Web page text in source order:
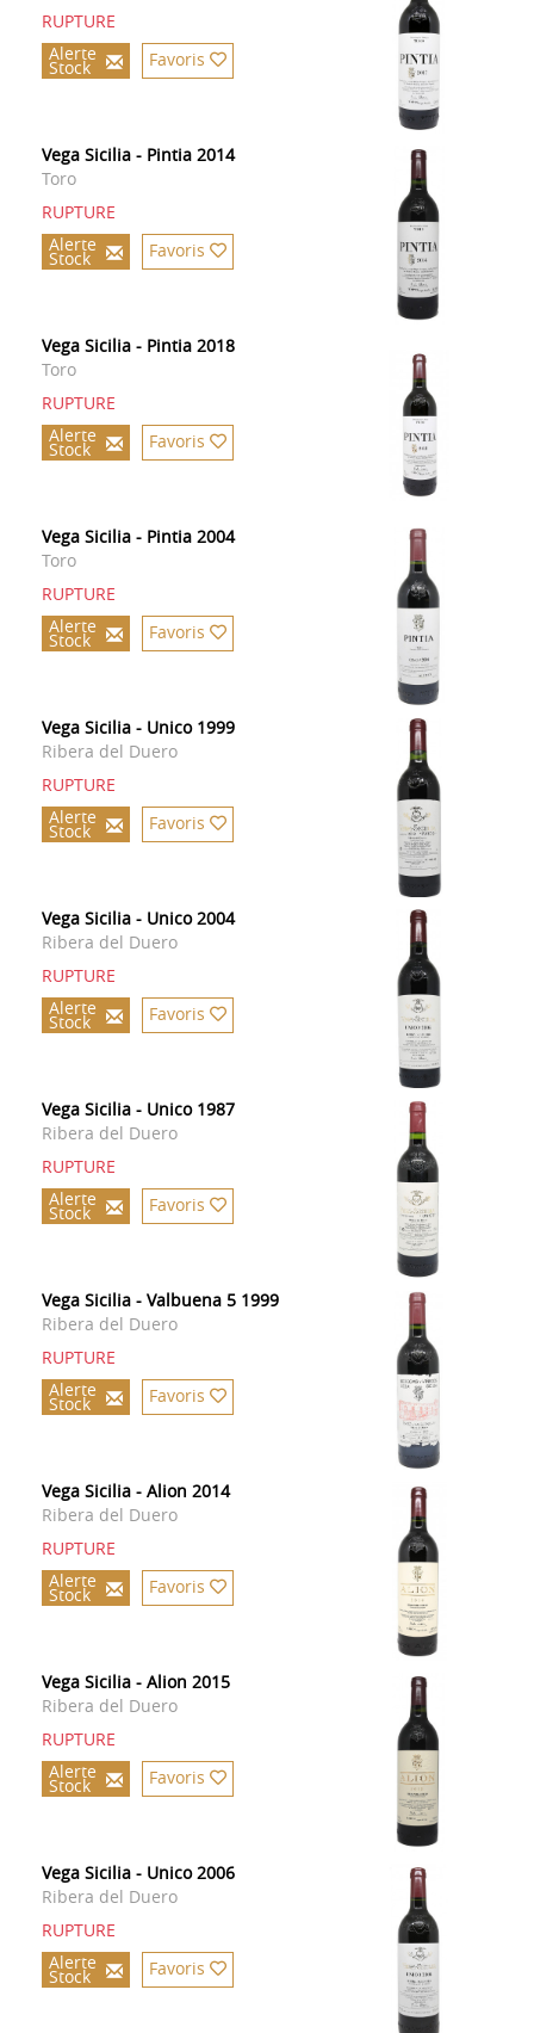
RUPTURE
Alerte
Stock Favoris
Vega Sicilia - Pintia 2014
Toro
RUPTURE
Alerte
Stock Favoris
Vega Sicilia - Pintia 2018
Toro
RUPTURE
Alerte
Stock Favoris
Vega Sicilia - Pintia 2004
Toro
RUPTURE
Alerte
Stock Favoris
Vega Sicilia - Unico 1999
Ribera del Duero
RUPTURE
Alerte
Stock Favoris
Vega Sicilia - Unico 2004
Ribera del Duero
RUPTURE
Alerte
Stock Favoris
Vega Sicilia - Unico 1987
Ribera del Duero
RUPTURE
Alerte
Stock Favoris
Vega Sicilia - Valbuena 5 1999
Ribera del Duero
RUPTURE
Alerte
Stock Favoris
Vega Sicilia - Alion 2014
Ribera del Duero
RUPTURE
Alerte
Stock Favoris
Vega Sicilia - Alion 2015
Ribera del Duero
RUPTURE
Alerte
Stock Favoris
Vega Sicilia - Unico 2006
Ribera del Duero
RUPTURE
Alerte
Stock Favoris